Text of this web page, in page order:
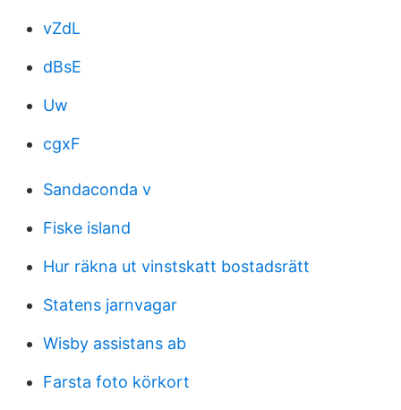
vZdL
dBsE
Uw
cgxF
Sandaconda v
Fiske island
Hur räkna ut vinstskatt bostadsrätt
Statens jarnvagar
Wisby assistans ab
Farsta foto körkort